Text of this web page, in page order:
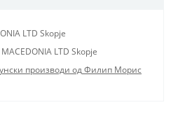
LTD Skopje
MACEDONIA LTD Skopje
производи од Филип Морис